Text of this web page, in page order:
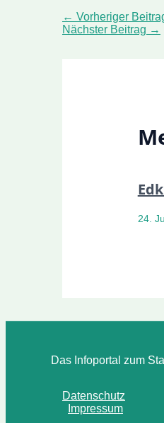
← Vorheriger
Nächster Beitrag →
24.
Das Infoportal zum
Datenschutz
Impressum